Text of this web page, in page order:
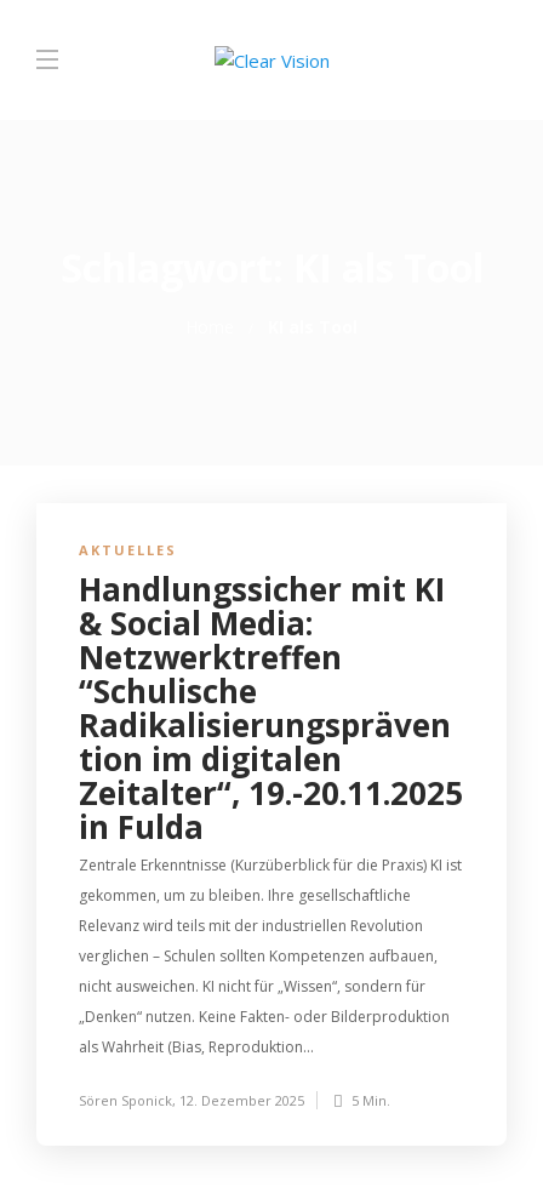
AKTUELLES
Handlungssicher mit KI
& Social Media:
Netzwerktreffen
“Schulische
Radikalisierungspräven
tion im digitalen
Zeitalter“, 19.-20.11.2025
in Fulda
Zentrale Erkenntnisse (Kurzüberblick für die Praxis) KI ist
gekommen, um zu bleiben. Ihre gesellschaftliche
Relevanz wird teils mit der industriellen Revolution
verglichen – Schulen sollten Kompetenzen aufbauen,
nicht ausweichen. KI nicht für „Wissen“, sondern für
„Denken“ nutzen. Keine Fakten- oder Bilderproduktion
als Wahrheit (Bias, Reproduktion...
Sören Sponick, 12. Dezember 2025 5 Min.